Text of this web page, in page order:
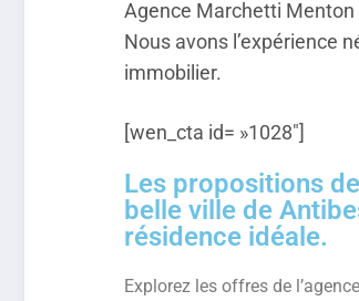
Agence Marchetti Menton
Nous avons l’expérience
immobilier.
[wen_cta id= »1028″]
Les propositions
belle ville de
résidence idéale.
Explorez les offres de